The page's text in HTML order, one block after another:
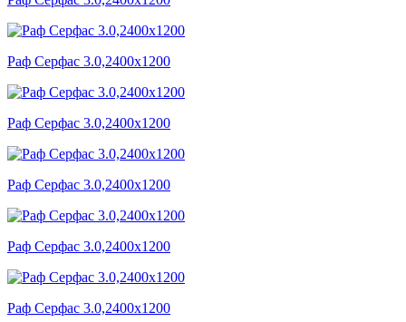
Раф Серфас 3.0,2400x1200
Раф Серфас 3.0,2400x1200
Раф Серфас 3.0,2400x1200
Раф Серфас 3.0,2400x1200
Раф Серфас 3.0,2400x1200